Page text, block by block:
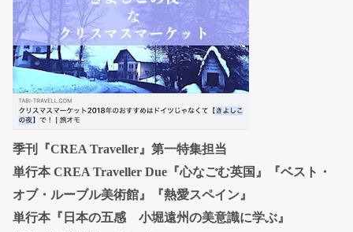
季刊『CREA Traveller』第一特集担当
単行本 CREA Traveller Due『心なごむ英国』『ベスト・
オブ・ルーブル美術館』『熱愛スペイン』
単行本『日本の五感 小堀遠州の美意識に学ぶ』